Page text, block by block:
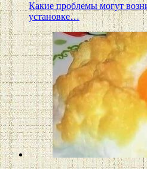
Какие проблемы могут
установке…